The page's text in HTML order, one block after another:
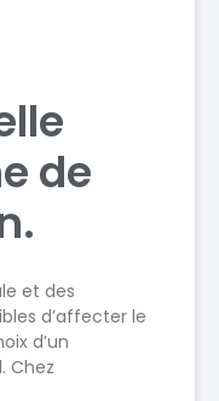
de
et des
d’affecter le
d’un
Chez